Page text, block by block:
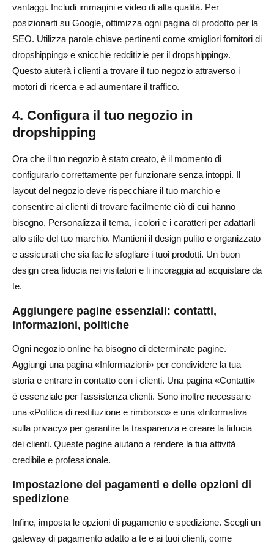
vantaggi. Includi immagini e video di alta qualità. Per
posizionarti su Google, ottimizza ogni pagina di prodotto per la
SEO. Utilizza parole chiave pertinenti come «migliori fornitori di
dropshipping» e «nicchie redditizie per il dropshipping».
Questo aiuterà i clienti a trovare il tuo negozio attraverso i
motori di ricerca e ad aumentare il traffico.
4. Configura il tuo negozio in
dropshipping
Ora che il tuo negozio è stato creato, è il momento di
configurarlo correttamente per funzionare senza intoppi. Il
layout del negozio deve rispecchiare il tuo marchio e
consentire ai clienti di trovare facilmente ciò di cui hanno
bisogno. Personalizza il tema, i colori e i caratteri per adattarli
allo stile del tuo marchio. Mantieni il design pulito e organizzato
e assicurati che sia facile sfogliare i tuoi prodotti. Un buon
design crea fiducia nei visitatori e li incoraggia ad acquistare da
te.
Aggiungere pagine essenziali: contatti,
informazioni, politiche
Ogni negozio online ha bisogno di determinate pagine.
Aggiungi una pagina «Informazioni» per condividere la tua
storia e entrare in contatto con i clienti. Una pagina «Contatti»
è essenziale per l'assistenza clienti. Sono inoltre necessarie
una «Politica di restituzione e rimborso» e una «Informativa
sulla privacy» per garantire la trasparenza e creare la fiducia
dei clienti. Queste pagine aiutano a rendere la tua attività
credibile e professionale.
Impostazione dei pagamenti e delle opzioni di
spedizione
Infine, imposta le opzioni di pagamento e spedizione. Scegli un
gateway di pagamento adatto a te e ai tuoi clienti, come